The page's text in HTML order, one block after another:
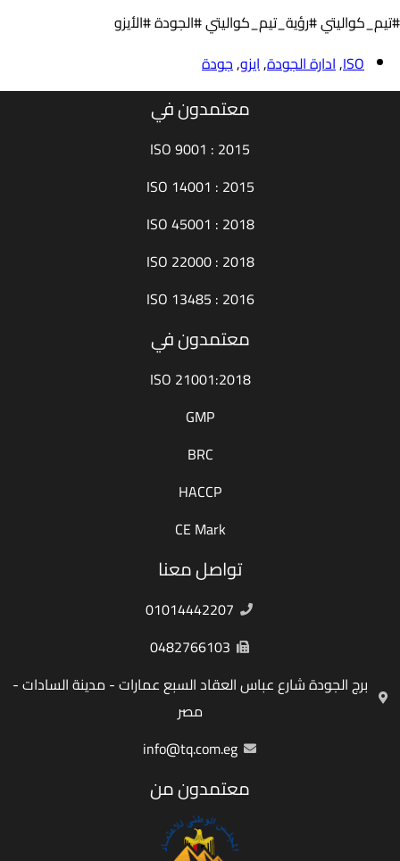
#تيم_كواليتي #رؤية_تيم_كواليتي #الجودة #الأيزو
ISO
,ادارة الجودة,ايزو,جودة
معتمدون في
ISO 9001 : 2015
ISO 14001 : 2015
ISO 45001 : 2018
ISO 22000 : 2018
ISO 13485 : 2016
معتمدون في
ISO 21001:2018
GMP
BRC
HACCP
CE Mark
تواصل معنا
01014442207
0482766103
برج الجودة شارع عباس العقاد السبع عمارات - مدينة السادات -
مصر
info@tq.com.eg
معتمدون من